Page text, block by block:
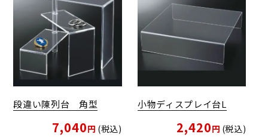
段違い陳列台 角型
7,040 税込
小物ディスプレイ台L
2,420 税込